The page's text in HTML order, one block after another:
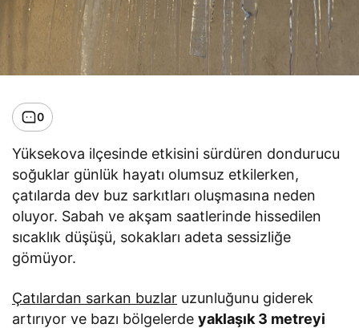
0
Yüksekova ilçesinde etkisini sürdüren dondurucu
soğuklar günlük hayatı olumsuz etkilerken,
çatılarda dev buz sarkıtları oluşmasına neden
oluyor. Sabah ve akşam saatlerinde hissedilen
sıcaklık düşüşü, sokakları adeta sessizliğe
gömüyor.
Çatılardan sarkan buzlar uzunluğunu giderek
artırıyor ve bazı bölgelerdeyaklaşık 3 metreyi